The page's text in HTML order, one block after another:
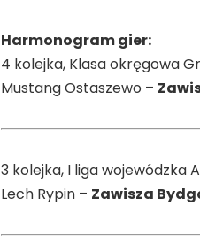
Harmonogram gier:
4 kolejka, Klasa okręgowa
Mustang Ostaszewo –
3 kolejka, I liga wojewódzka
Lech Rypin – Zawisza